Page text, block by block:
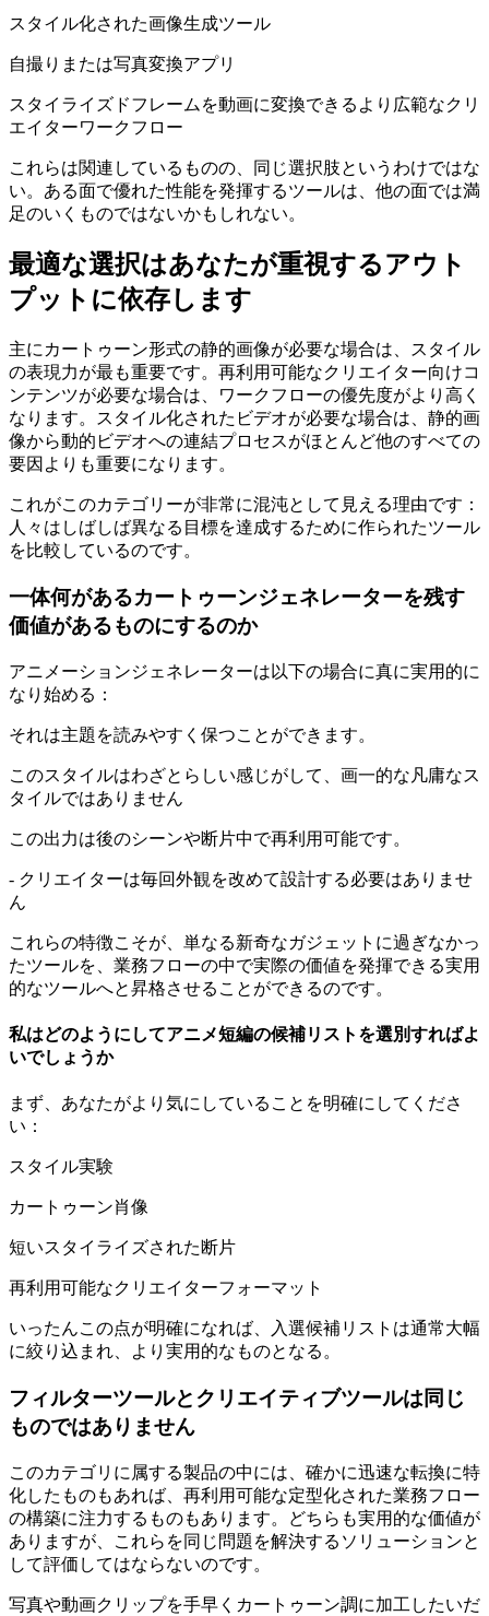
スタイル化された画像生成ツール
自撮りまたは写真変換アプリ
スタイライズドフレームを動画に変換できるより広範なクリ
エイターワークフロー
これらは関連しているものの、同じ選択肢というわけではな
い。ある面で優れた性能を発揮するツールは、他の面では満
足のいくものではないかもしれない。
最適な選択はあなたが重視するアウト
プットに依存します
主にカートゥーン形式の静的画像が必要な場合は、スタイル
の表現力が最も重要です。再利用可能なクリエイター向けコ
ンテンツが必要な場合は、ワークフローの優先度がより高く
なります。スタイル化されたビデオが必要な場合は、静的画
像から動的ビデオへの連結プロセスがほとんど他のすべての
要因よりも重要になります。
これがこのカテゴリーが非常に混沌として見える理由です：
人々はしばしば異なる目標を達成するために作られたツール
を比較しているのです。
一体何があるカートゥーンジェネレーターを残す
価値があるものにするのか
アニメーションジェネレーターは以下の場合に真に実用的に
なり始める：
それは主題を読みやすく保つことができます。
このスタイルはわざとらしい感じがして、画一的な凡庸なス
タイルではありません
この出力は後のシーンや断片中で再利用可能です。
- クリエイターは毎回外観を改めて設計する必要はありませ
ん
これらの特徴こそが、単なる新奇なガジェットに過ぎなかっ
たツールを、業務フローの中で実際の価値を発揮できる実用
的なツールへと昇格させることができるのです。
私はどのようにしてアニメ短編の候補リストを選別すればよ
いでしょうか
まず、あなたがより気にしていることを明確にしてくださ
い：
スタイル実験
カートゥーン肖像
短いスタイライズされた断片
再利用可能なクリエイターフォーマット
いったんこの点が明確になれば、入選候補リストは通常大幅
に絞り込まれ、より実用的なものとなる。
フィルターツールとクリエイティブツールは同じ
ものではありません
このカテゴリに属する製品の中には、確かに迅速な転換に特
化したものもあれば、再利用可能な定型化された業務フロー
の構築に注力するものもあります。どちらも実用的な価値が
ありますが、これらを同じ問題を解決するソリューションと
して評価してはならないのです。
写真や動画クリップを手早くカートゥーン調に加工したいだ